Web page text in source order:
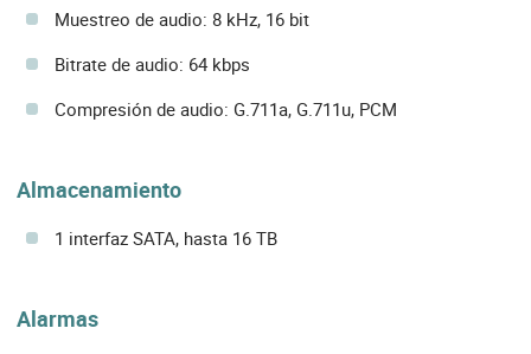
Muestreo de audio: 8 kHz, 16 bit
Bitrate de audio: 64 kbps
Compresión de audio: G.711a, G.711u, PCM
Almacenamiento
1 interfaz SATA, hasta 16 TB
Alarmas